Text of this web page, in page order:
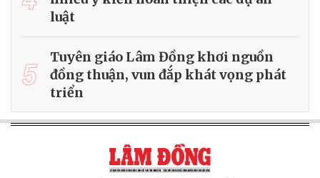
luật
5
Tuyên giáo Lâm Đồng khơi nguồn
đồng thuận, vun đắp khát vọng phát
triển